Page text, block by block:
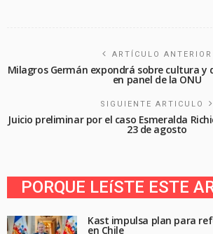
ARTÍCULO ANTERIOR
Milagros Germán expondrá sobre cultura y
en panel de la ONU
SIGUIENTE ARTICULO
Juicio preliminar por el caso Esmeralda
23 de agosto
PORQUE LEíSTE ESTE
Kast impulsa plan para
en Chile